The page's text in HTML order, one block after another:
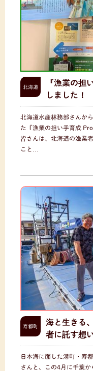
北海道
『漁業の担
しました！
北海道水産林務部さんか
た『漁業の担い手育成
皆さんは、北海道の漁業
こと…
寿都町
海と生きる
者に託す想
日本海に面した港町・寿
さんと、この4月に千葉